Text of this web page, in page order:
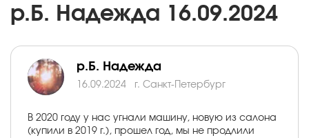
р.Б. Надежда 16.09.2024
р.Б. Надежда
16.09.2024 г. Санкт-Петербург
В 2020 году у нас угнали машину, новую из салона
(купили в 2019 г.), прошел год, мы не продлили